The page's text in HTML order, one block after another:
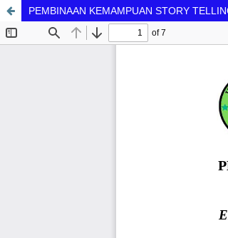
PEMBINAAN KEMAMPUAN STORY